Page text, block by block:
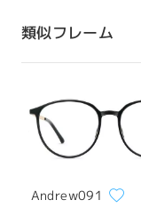
顔型:
配送時間
配送
類似フレーム
Andrew091